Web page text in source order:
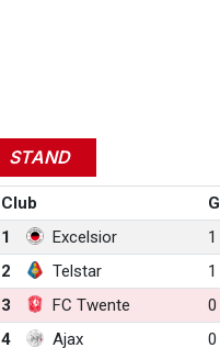
STAND
Club G
1
Excelsior 1
2
Telstar 1
3
FC Twente 0
4
Ajax 0